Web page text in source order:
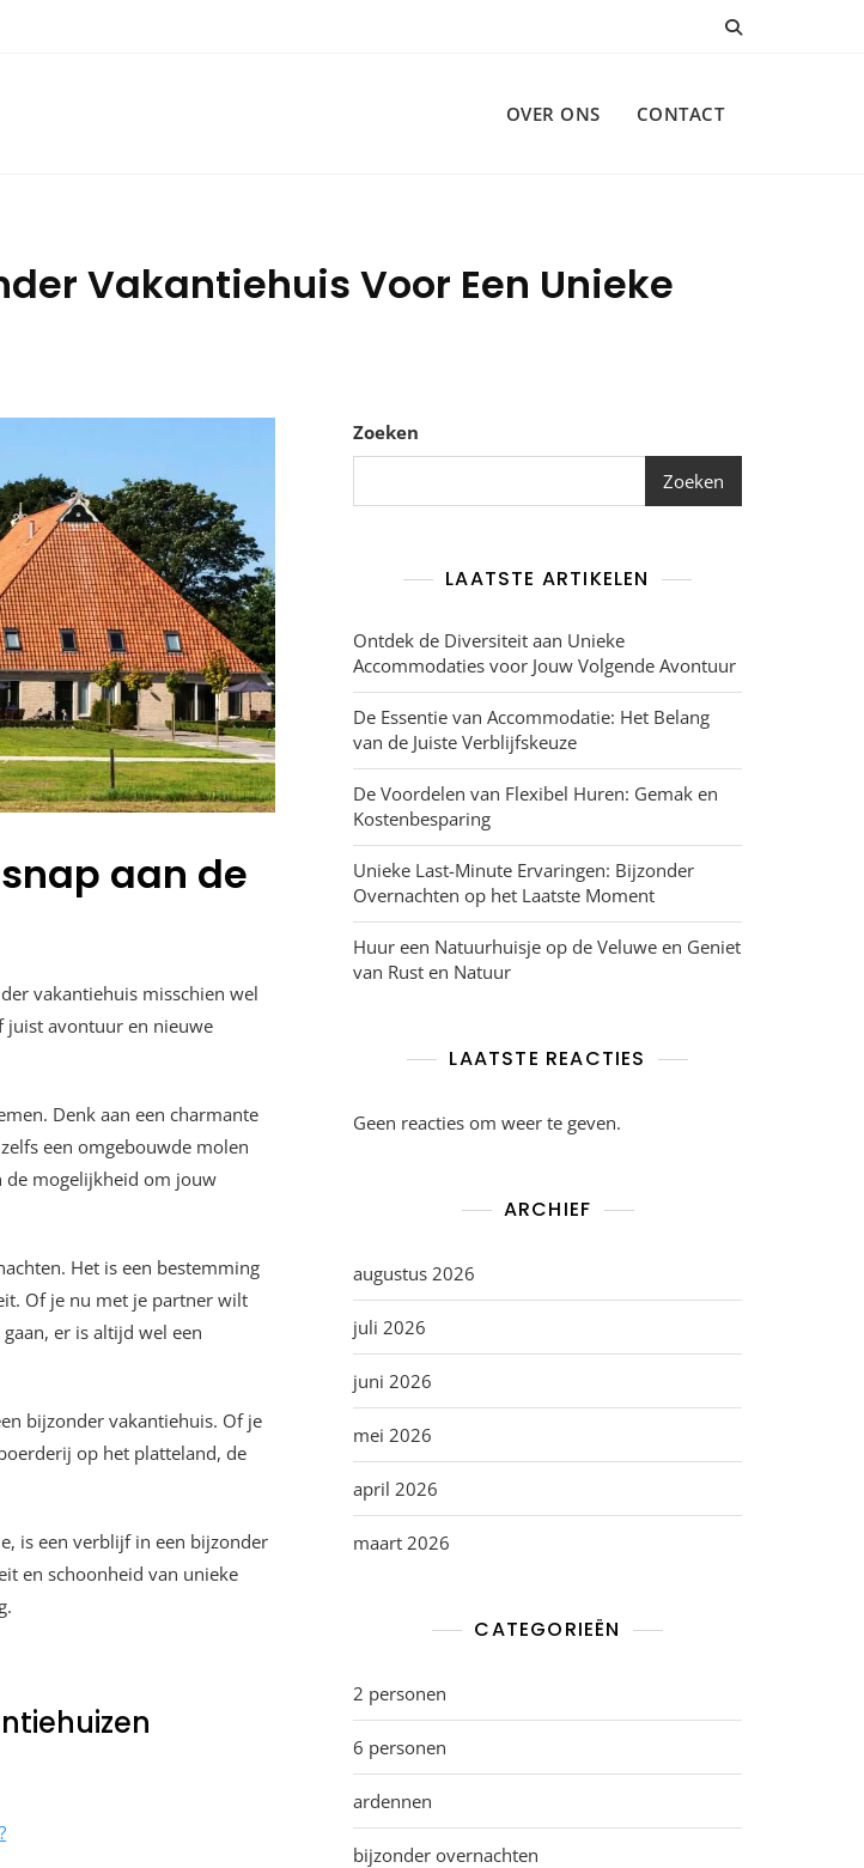
OVER ONS CONTACT
Vakantiehuis Voor Een Unieke
aan de
vakantiehuis misschien wel
juist avontuur en nieuwe
Denk aan een charmante
een omgebouwde molen
de mogelijkheid om jouw
Het is een bestemming
Of je nu met je partner wilt
er is altijd wel een
bijzonder vakantiehuis. Of je
op het platteland, de
is een verblijf in een bijzonder
en schoonheid van unieke
Zoeken
Zoeken
LAATSTE ARTIKELEN
Ontdek de Diversiteit aan Unieke
Accommodaties voor Jouw Volgende Avontuur
De Essentie van Accommodatie: Het Belang
van de Juiste Verblijfskeuze
De Voordelen van Flexibel Huren: Gemak en
Kostenbesparing
Unieke Last-Minute Ervaringen: Bijzonder
Overnachten op het Laatste Moment
Huur een Natuurhuisje op de Veluwe en Geniet
van Rust en Natuur
LAATSTE REACTIES
Geen reacties om weer te geven.
ARCHIEF
augustus 2026
juli 2026
juni 2026
mei 2026
april 2026
maart 2026
CATEGORIEËN
2 personen
6 personen
ardennen
bijzonder overnachten